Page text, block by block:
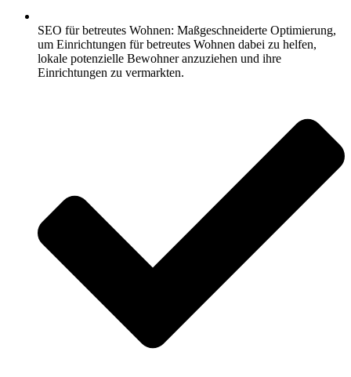
SEO für betreutes Wohnen: Maßgeschneiderte Optimierung,
um Einrichtungen für betreutes Wohnen dabei zu helfen,
lokale potenzielle Bewohner anzuziehen und ihre
Einrichtungen zu vermarkten.